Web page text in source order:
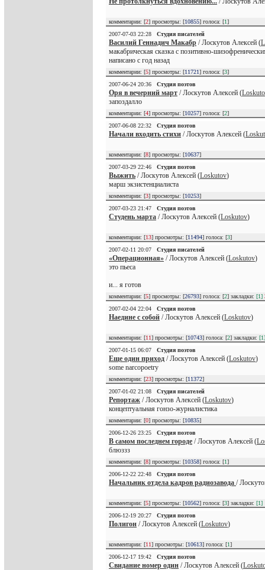
комментарии: [2] просмотры: [10855] голоса: [1]
2007-07-03 22:28
Студия писателей
Василий Геннадич Макабр / Лоскутов Алексей (
макабрическая сказка с позитивно-
написано с год назад
комментарии: [5] просмотры: [11721] голоса: [3]
2007-06-24 20:36
Студия поэтов
Оря в вечерний март / Лоскутов Алексей (
запоздалло
комментарии: [4] просмотры: [10257] голоса: [2]
2007-06-08 22:32
Студия поэтов
Начали входить стихи / Лоскутов Алексей (
комментарии: [8] просмотры: [10637]
2007-03-29 22:46
Студия поэтов
Выжить / Лоскутов Алексей (Loskutov)
марш экзистенциалиста
комментарии: [3] просмотры: [10253]
2007-03-23 21:47
Студия поэтов
Студень марта / Лоскутов Алексей (Loskutov)
комментарии: [13] просмотры: [11494] голоса: [3]
2007-02-11 20:07
Студия писателей
«Операционная» / Лоскутов Алексей (Loskutov)
это пьеса
и... я готов
комментарии: [5] просмотры: [26793] голоса: [2] закладки: [1]
2007-02-04 22:04
Студия поэтов
Наедине с собой / Лоскутов Алексей (Loskutov)
комментарии: [11] просмотры: [10743] голоса: [2] закладки: [1]
2007-01-15 06:07
Студия поэтов
Еще один приход / Лоскутов Алексей (Loskutov)
some narcopoetry
комментарии: [23] просмотры: [11372]
2007-01-02 21:08
Студия писателей
Репортаж / Лоскутов Алексей (Loskutov)
концептуальная гонзо-журналистика
комментарии: [0] просмотры: [10835]
2006-12-26 23:25
Студия поэтов
В самом последнем городе / Лоскутов Алексей (
блюззз
комментарии: [8] просмотры: [10358] голоса: [1]
2006-12-22 22:48
Студия поэтов
Начальник отдела кадров радиозавода /
комментарии: [5] просмотры: [10562] голоса: [3] закладки: [1]
2006-12-19 20:27
Студия поэтов
Полигон / Лоскутов Алексей (Loskutov)
комментарии: [11] просмотры: [10613] голоса: [1]
2006-12-17 19:42
Студия поэтов
Свидание номер один / Лоскутов Алексей (